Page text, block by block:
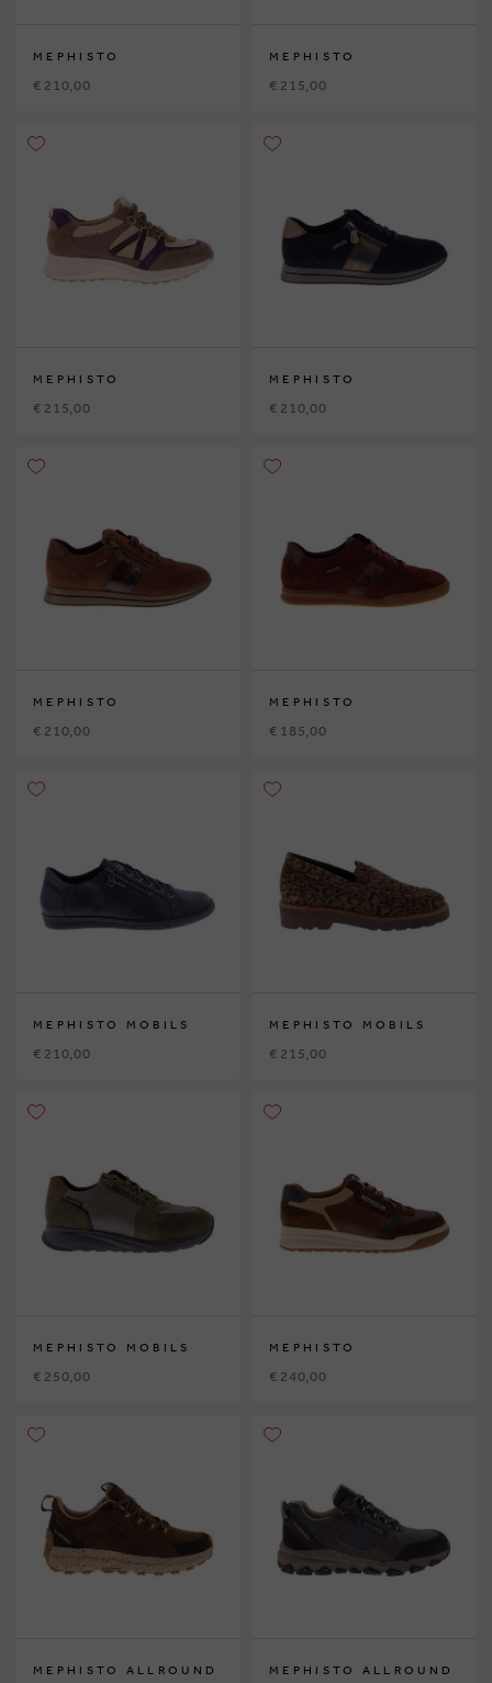
MEPHISTO
€ 210,00
MEPHISTO
€ 215,00
MEPHISTO
€ 215,00
MEPHISTO
€ 210,00
MEPHISTO
€ 210,00
MEPHISTO
€ 185,00
MEPHISTO MOBILS
€ 210,00
MEPHISTO MOBILS
€ 215,00
MEPHISTO MOBILS
€ 250,00
MEPHISTO
€ 240,00
MEPHISTO ALLROUND
MEPHISTO ALLROUND